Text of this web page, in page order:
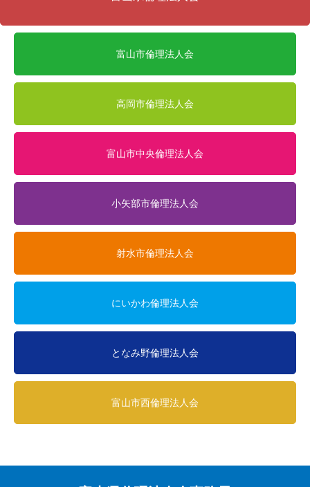
富山市倫理法人会
高岡市倫理法人会
富山市中央倫理法人会
小矢部市倫理法人会
射水市倫理法人会
にいかわ倫理法人会
となみ野倫理法人会
富山市西倫理法人会